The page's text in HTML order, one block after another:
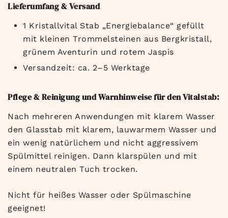
Lieferumfang & Versand
1 Kristallvital Stab „Energiebalance“ gefüllt
mit kleinen Trommelsteinen aus Bergkristall,
grünem Aventurin und rotem Jaspis
Versandzeit: ca. 2–5 Werktage
Pflege & Reinigung und Warnhinweise für den Vitalstab:
Nach mehreren Anwendungen mit klarem Wasser
den Glasstab mit klarem, lauwarmem Wasser und
ein wenig natürlichem und nicht aggressivem
Spülmittel reinigen. Dann klarspülen und mit
einem neutralen Tuch trocken.
Nicht für heißes Wasser oder Spülmaschine
geeignet!